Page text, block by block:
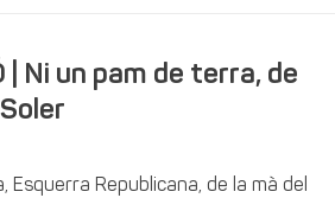
| Ni un pam de terra, de
Esquerra Republicana, de la mà del